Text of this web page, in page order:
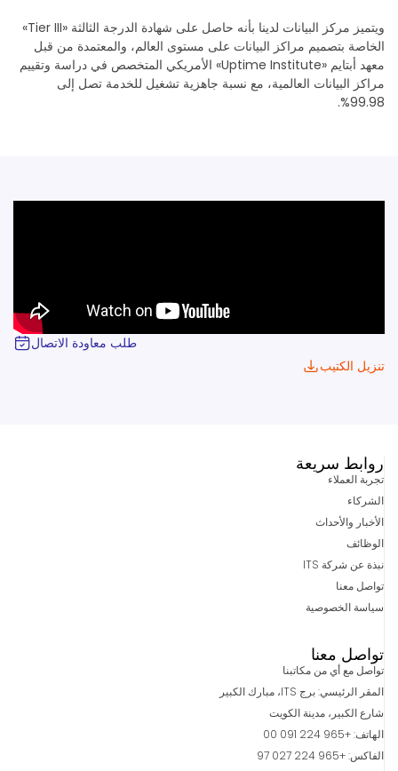
ويتميز مركز البيانات لدينا بأنه حاصل على شهادة الدرجة الثالثة «Tier III»
الخاصة بتصميم مراكز البيانات على مستوى العالم، والمعتمدة من قبل
معهد أبتايم «Uptime Institute» الأمريكي المتخصص في دراسة وتقييم
مراكز البيانات العالمية، مع نسبة جاهزية تشغيل للخدمة تصل إلى
99.98%.
طلب معاودة الاتصال
تنزيل الكتيب
روابط سريعة
تجربة العملاء
الشركاء
الأخبار والأحداث
الوظائف
نبذة عن شركة ITS
تواصل معنا
سياسة الخصوصية
تواصل معنا
تواصل مع أي من مكاتبنا
المقر الرئيسي: برج ITS، مبارك الكبير
شارع الكبير، مدينة الكويت
الهاتف: +965 224 091 00
الفاكس: +965 224 027 97